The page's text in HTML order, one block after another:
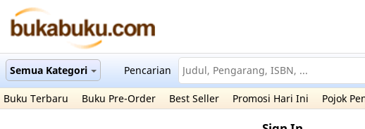
Semua Kategori Pencarian
Buku Terbaru
Buku Pre-Order Best Seller Promosi Hari Ini Pojok